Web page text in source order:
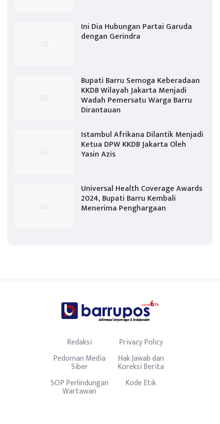
Ini Dia Hubungan Partai Garuda
dengan Gerindra
Bupati Barru Semoga Keberadaan
KKDB Wilayah Jakarta Menjadi
Wadah Pemersatu Warga Barru
Dirantauan
Istambul Afrikana Dilantik Menjadi
Ketua DPW KKDB Jakarta Oleh
Yasin Azis
Universal Health Coverage Awards
2024, Bupati Barru Kembali
Menerima Penghargaan
Redaksi
Privacy Policy
Pedoman Media
Siber
Hak Jawab dan
Koreksi Berita
SOP Perlindungan
Wartawan
Kode Etik